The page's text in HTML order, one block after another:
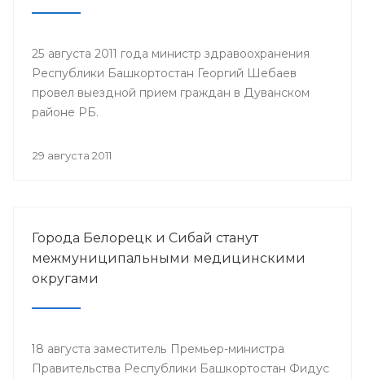
25 августа 2011 года министр здравоохранения
Республики Башкортостан Георгий Шебаев
провел выездной прием граждан в Дуванском
районе РБ.
29 августа 2011
Города Белорецк и Сибай станут
межмуниципальными медицинскими
округами
18 августа заместитель Премьер-министра
Правительства Республики Башкортостан Фидус